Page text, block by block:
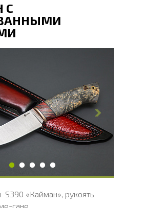
С
мм
мм
125
мм
32.8
мм
мм
32.2
мм
121.4
мм
24.8
HRC
66 - 68 HRC
«Кайман», рукоять
гане,